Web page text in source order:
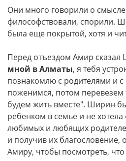
Они много говорили о
философствовали, спорили.
была еще покрытой, хотя и
Перед отъездом Амир
мной в Алматы, я тебя
познакомлю с родителями и
поженимся, потом перевезем
будем жить вместе". Ширин
ребенком в семье и не хотела
любимых и любящих
и получив их благословение,
Амиру, чтобы посмотреть, что